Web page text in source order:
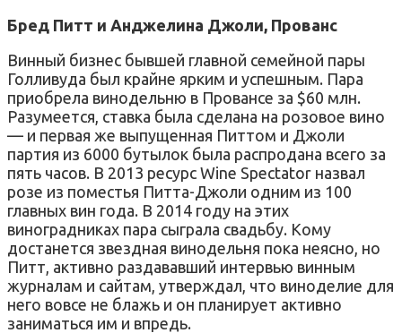
Бред Питт и Анджелина Джоли, Прованс
Винный бизнес бывшей главной семейной пары
Голливуда был крайне ярким и успешным. Пара
приобрела винодельню в Провансе за $60 млн.
Разумеется, ставка была сделана на розовое вино
— и первая же выпущенная Питтом и Джоли
партия из 6000 бутылок была распродана всего за
пять часов. В 2013 ресурс Wine Spectator назвал
розе из поместья Питта-Джоли одним из 100
главных вин года. В 2014 году на этих
виноградниках пара сыграла свадьбу. Кому
достанется звездная винодельня пока неясно, но
Питт, активно раздававший интервью винным
журналам и сайтам, утверждал, что виноделие для
него вовсе не блажь и он планирует активно
заниматься им и впредь.